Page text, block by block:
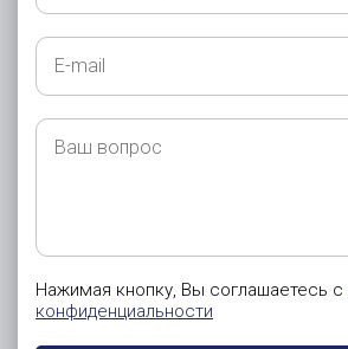
E-
mail
Ваш
вопрос
Нажимая кнопку, Вы соглашаетесь с
конфиденциальности